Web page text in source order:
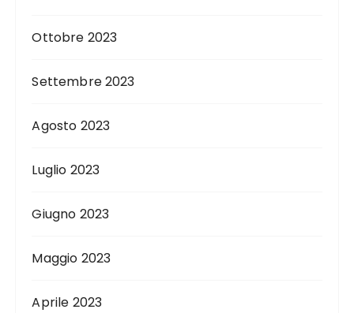
Ottobre 2023
Settembre 2023
Agosto 2023
Luglio 2023
Giugno 2023
Maggio 2023
Aprile 2023